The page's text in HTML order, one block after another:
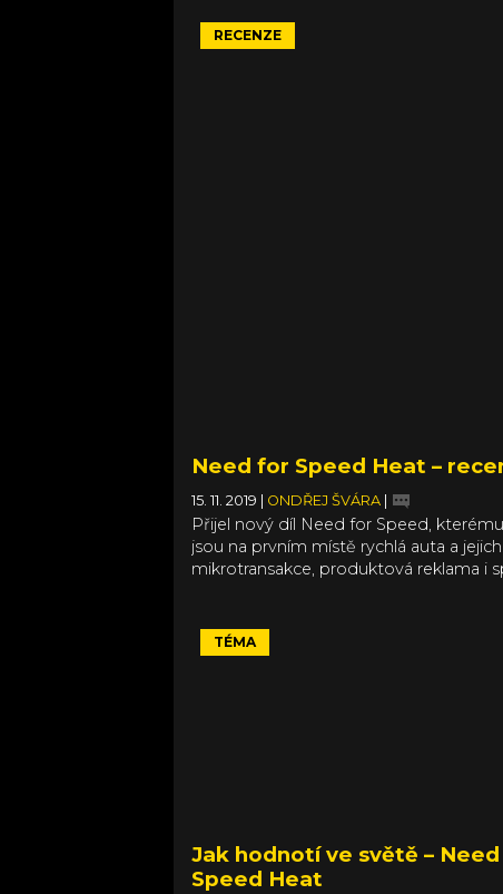
jsme nic nečekali, případně jsme o nich
pořádně nevěděli, a ony nám totálně
RECENZE
Need for Speed Heat –
15. 11. 2019 ONDŘEJ ŠVÁRA
Přijel nový díl Need for Speed,
jsou na prvním místě rychlá auta a
mikrotransakce, produktová reklama i
TÉMA
Jak hodnotí ve světě –
Speed Heat